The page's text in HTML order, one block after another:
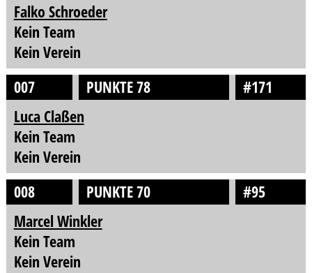
Falko Schroeder
Kein Team
Kein Verein
007
PUNKTE 78
#171
Luca Claßen
Kein Team
Kein Verein
008
PUNKTE 70
#95
Marcel Winkler
Kein Team
Kein Verein